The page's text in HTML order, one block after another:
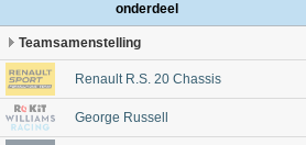
onderdeel
Teamsamenstelling
Renault R.S. 20 Chassis
George Russell